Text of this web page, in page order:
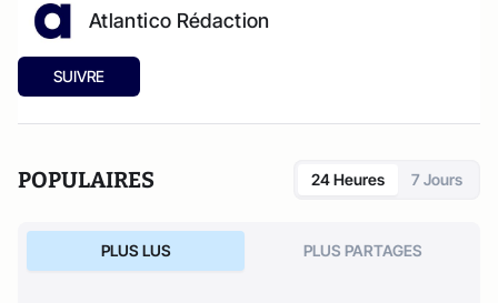
Atlantico Rédaction
SUIVRE
POPULAIRES 24 Heures 7 Jours
PLUS LUS PLUS PARTAGES